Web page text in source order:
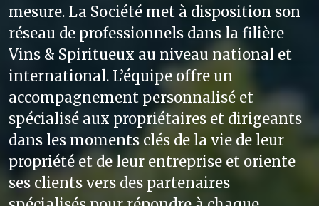
mesure. La Société met à disposition son
réseau de professionnels dans la filière
Vins & Spiritueux au niveau national et
international. L’équipe offre un
accompagnement personnalisé et
spécialisé aux propriétaires et dirigeants
dans les moments clés de la vie de leur
propriété et de leur entreprise et oriente
ses clients vers des partenaires